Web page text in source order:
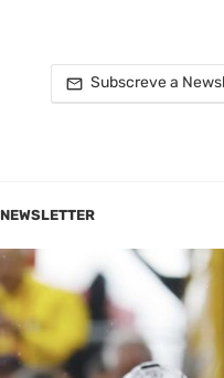
Subscreve a
NEWSLETTER